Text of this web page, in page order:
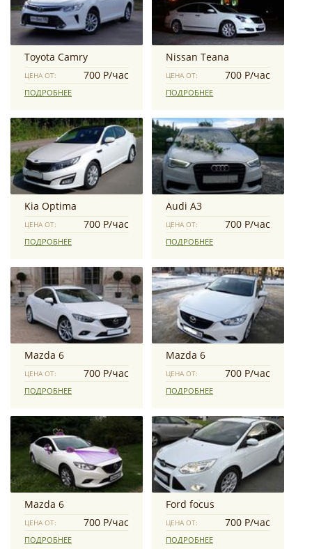
Toyota Camry
ЦЕНА ОТ: 700 Р/час
ПОДРОБНЕЕ
Nissan Teana
ЦЕНА ОТ: 700 Р/час
ПОДРОБНЕЕ
Kia Optima
ЦЕНА ОТ: 700 Р/час
ПОДРОБНЕЕ
Audi A3
ЦЕНА ОТ: 700 Р/час
ПОДРОБНЕЕ
Mazda 6
ЦЕНА ОТ: 700 Р/час
ПОДРОБНЕЕ
Mazda 6
ЦЕНА ОТ: 700 Р/час
ПОДРОБНЕЕ
Mazda 6
ЦЕНА ОТ: 700 Р/час
ПОДРОБНЕЕ
Ford focus
ЦЕНА ОТ: 700 Р/час
ПОДРОБНЕЕ